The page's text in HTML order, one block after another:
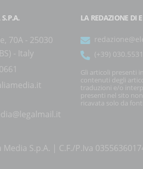
70A - 25030
- Italy
LA REDAZIONE DI
(+39)
Gli articoli presenti
contenuti degli
traduzioni e/o
presenti nel sito
ricavata solo da
Media S.p.A. | C.F./P.Iva